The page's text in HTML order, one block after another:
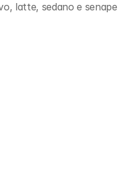
latte, sedano e senape